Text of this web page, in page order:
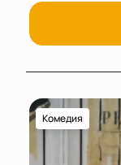
Комедия